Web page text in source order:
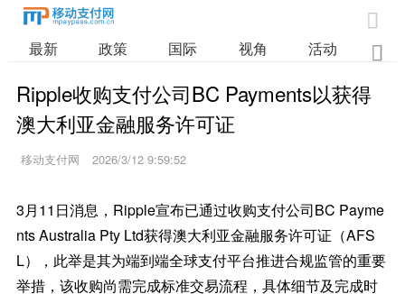

最新 政策 国际 视角 活动 业

Ripple收购支付公司BC Payments以获得
澳大利亚金融服务许可证
移动支付网 2026/3/12 9:59:52
3月11日消息，Ripple宣布已通过收购支付公司BC Payme
nts Australia Pty Ltd获得澳大利亚金融服务许可证（AFS
L），此举是其为端到端全球支付平台推进合规监管的重要
举措，该收购尚需完成标准交易流程，具体细节及完成时